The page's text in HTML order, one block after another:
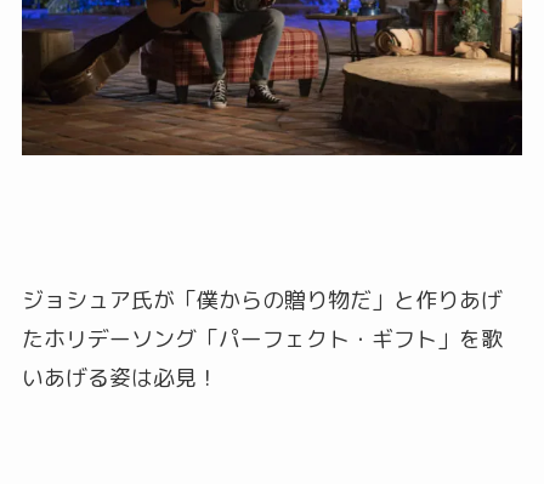
ジョシュア氏が「僕からの贈り物だ」と作りあげ
たホリデーソング「パーフェクト・ギフト」を歌
いあげる姿は必見！